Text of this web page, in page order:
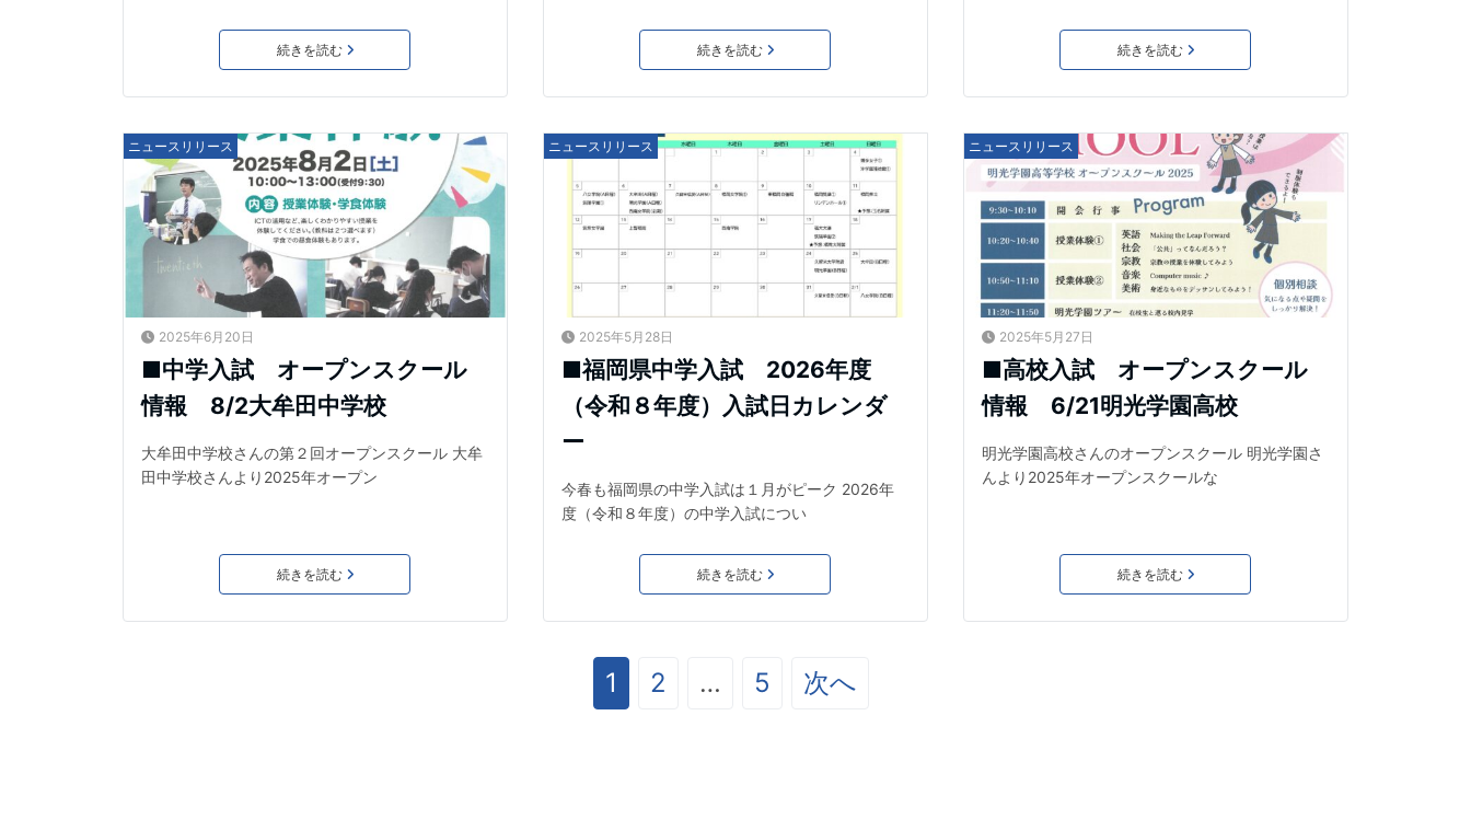
続きを読む 続きを読む 続きを読む
ニュースリリース
2025年6月20日
■中学入試 オープンスクール
情報 8/2大牟田中学校
大牟田中学校さんの第２回オープンスクール 大牟
田中学校さんより2025年オープン
続きを読む
ニュースリリース
2025年5月28日
■福岡県中学入試 2026年度
（令和８年度）入試日カレンダ
ー
今春も福岡県の中学入試は１月がピーク 2026年
度（令和８年度）の中学入試につい
続きを読む
ニュースリリース
2025年5月27日
■高校入試 オープンスクール
情報 6/21明光学園高校
明光学園高校さんのオープンスクール 明光学園さ
んより2025年オープンスクールな
続きを読む
1 2 … 5 次へ